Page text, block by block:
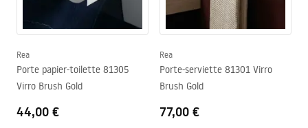
Rea
Porte papier-toilette 81305
Virro Brush Gold
44,00 €
Rea
Porte-serviette 81301 Virro
Brush Gold
77,00 €